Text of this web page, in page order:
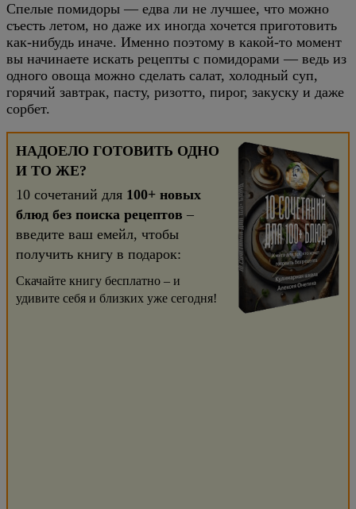
Спелые помидоры — едва ли не лучшее, что можно
съесть летом, но даже их иногда хочется приготовить
как-нибудь иначе. Именно поэтому в какой-то момент
вы начинаете искать рецепты с помидорами — ведь из
одного овоща можно сделать салат, холодный суп,
горячий завтрак, пасту, ризотто, пирог, закуску и даже
сорбет.
НАДОЕЛО ГОТОВИТЬ ОДНО
И ТО ЖЕ?
10 сочетаний для 100+ новых
блюд без поиска рецептов –
введите ваш емейл, чтобы
получить книгу в подарок:
Скачайте книгу бесплатно – и
удивите себя и близких уже сегодня!